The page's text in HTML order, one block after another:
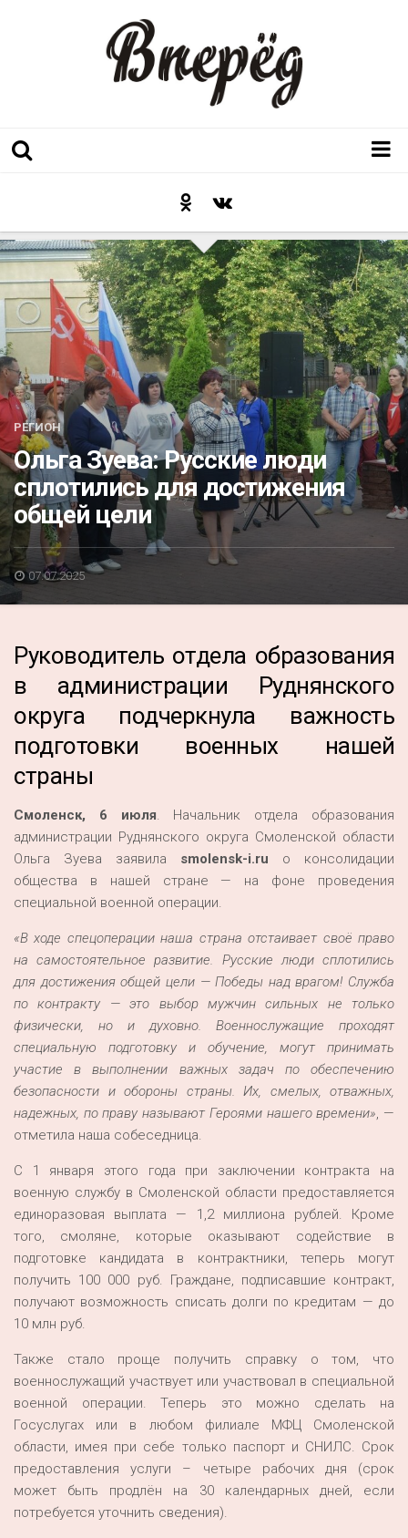
Послесловие к празднику
Факт
Неожиданный ракурс
Контакты
Люди родного края
Акция
К 70-летию районного Дома культуры
Конкурс
Люди родного края
Национальные проекты
Память
Перепись — 2020
РЕГИОН
Ольга Зуева: Русские люди
сплотились для достижения
общей цели
07.07.2025
Руководитель отдела образования
в администрации Руднянского
округа подчеркнула важность
подготовки военных нашей
страны
Смоленск, 6 июля. Начальник отдела образования
администрации Руднянского округа Смоленской области
Ольга Зуева заявила smolensk-i.ru о консолидации
общества в нашей стране — на фоне проведения
специальной военной операции.
«В ходе спецоперации наша страна отстаивает своё право
на самостоятельное развитие. Русские люди сплотились
для достижения общей цели — Победы над врагом! Служба
по контракту — это выбор мужчин сильных не только
физически, но и духовно. Военнослужащие проходят
специальную подготовку и обучение, могут принимать
участие в выполнении важных задач по обеспечению
безопасности и обороны страны. Их, смелых, отважных,
надежных, по праву называют Героями нашего времени», —
отметила наша собеседница.
С 1 января этого года при заключении контракта на
военную службу в Смоленской области предоставляется
единоразовая выплата — 1,2 миллиона рублей. Кроме
того, смоляне, которые оказывают содействие в
подготовке кандидата в контрактники, теперь могут
получить 100 000 руб. Граждане, подписавшие контракт,
получают возможность списать долги по кредитам — до
10 млн руб.
Также стало проще получить справку о том, что
военнослужащий участвует или участвовал в специальной
военной операции. Теперь это можно сделать на
Госуслугах или в любом филиале МФЦ Смоленской
области, имея при себе только паспорт и СНИЛС. Срок
предоставления услуги – четыре рабочих дня (срок
может быть продлён на 30 календарных дней, если
потребуется уточнить сведения).